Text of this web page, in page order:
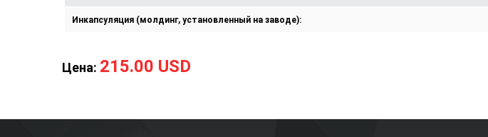
Инкапсуляция (молдинг, установленный на заводе):
Цена: 215.00 USD